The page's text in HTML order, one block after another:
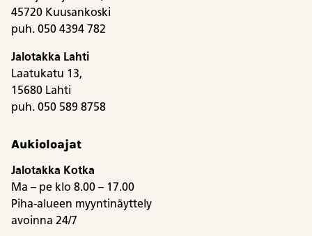
45720 Kuusankoski
puh. 050 4394 782
Jalotakka Lahti
Laatukatu 13,
15680 Lahti
puh. 050 589 8758
Aukioloajat
Jalotakka Kotka
Ma – pe klo 8.00 – 17.00
Piha-alueen myyntinäyttely
avoinna 24/7